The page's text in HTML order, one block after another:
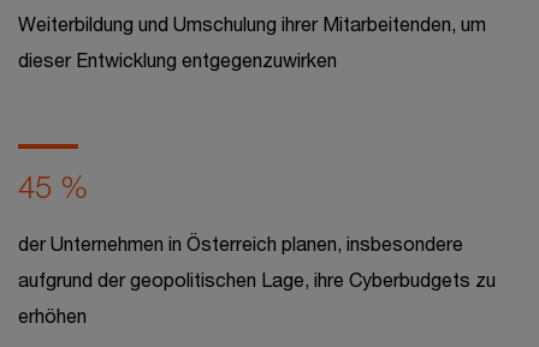
Weiterbildung und Umschulung ihrer Mitarbeitenden, um
dieser Entwicklung entgegenzuwirken
45 %
der Unternehmen in Österreich planen, insbesondere
aufgrund der geopolitischen Lage, ihre Cyberbudgets zu
erhöhen